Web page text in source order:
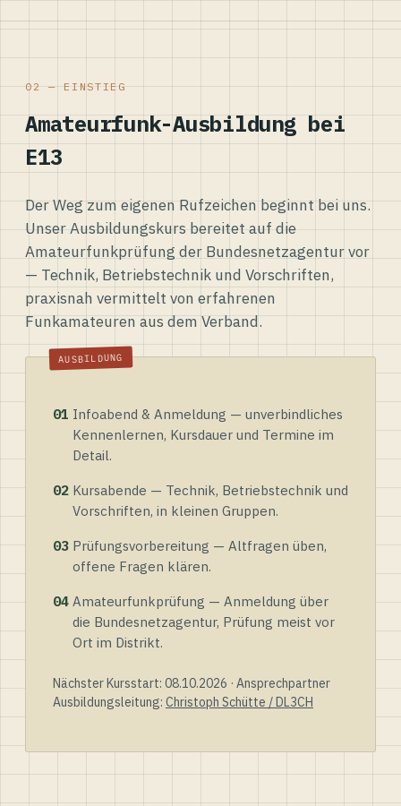
02 — EINSTIEG
Amateurfunk-Ausbildung bei
E13
Der Weg zum eigenen Rufzeichen beginnt bei uns.
Unser Ausbildungskurs bereitet auf die
Amateurfunkprüfung der Bundesnetzagentur vor
— Technik, Betriebstechnik und Vorschriften,
praxisnah vermittelt von erfahrenen
Funkamateuren aus dem Verband.
01 Infoabend & Anmeldung — unverbindliches
Kennenlernen, Kursdauer und Termine im
Detail.
02 Kursabende — Technik, Betriebstechnik und
Vorschriften, in kleinen Gruppen.
03 Prüfungsvorbereitung — Altfragen üben,
offene Fragen klären.
04 Amateurfunkprüfung — Anmeldung über
die Bundesnetzagentur, Prüfung meist vor
Ort im Distrikt.
Nächster Kursstart: 08.10.2026 · Ansprechpartner
Ausbildungsleitung: Christoph Schütte / DL3CH